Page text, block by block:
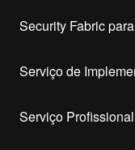
Security Fabric
Serviço de
Serviço